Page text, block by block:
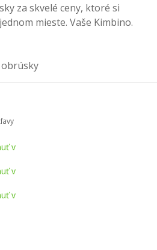
za skvelé ceny, ktoré si
mieste. Vaše Kimbino.
v
v
v